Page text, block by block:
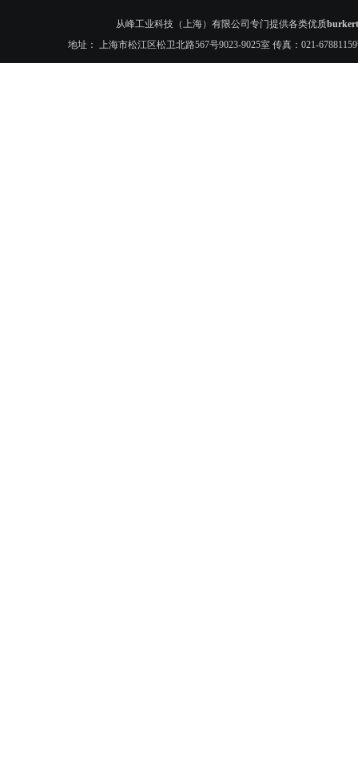
从峰工业科技（上海）有限公司专门提供各类优质
地址： 上海市松江区松卫北路567号9023-9025室 传真：021-